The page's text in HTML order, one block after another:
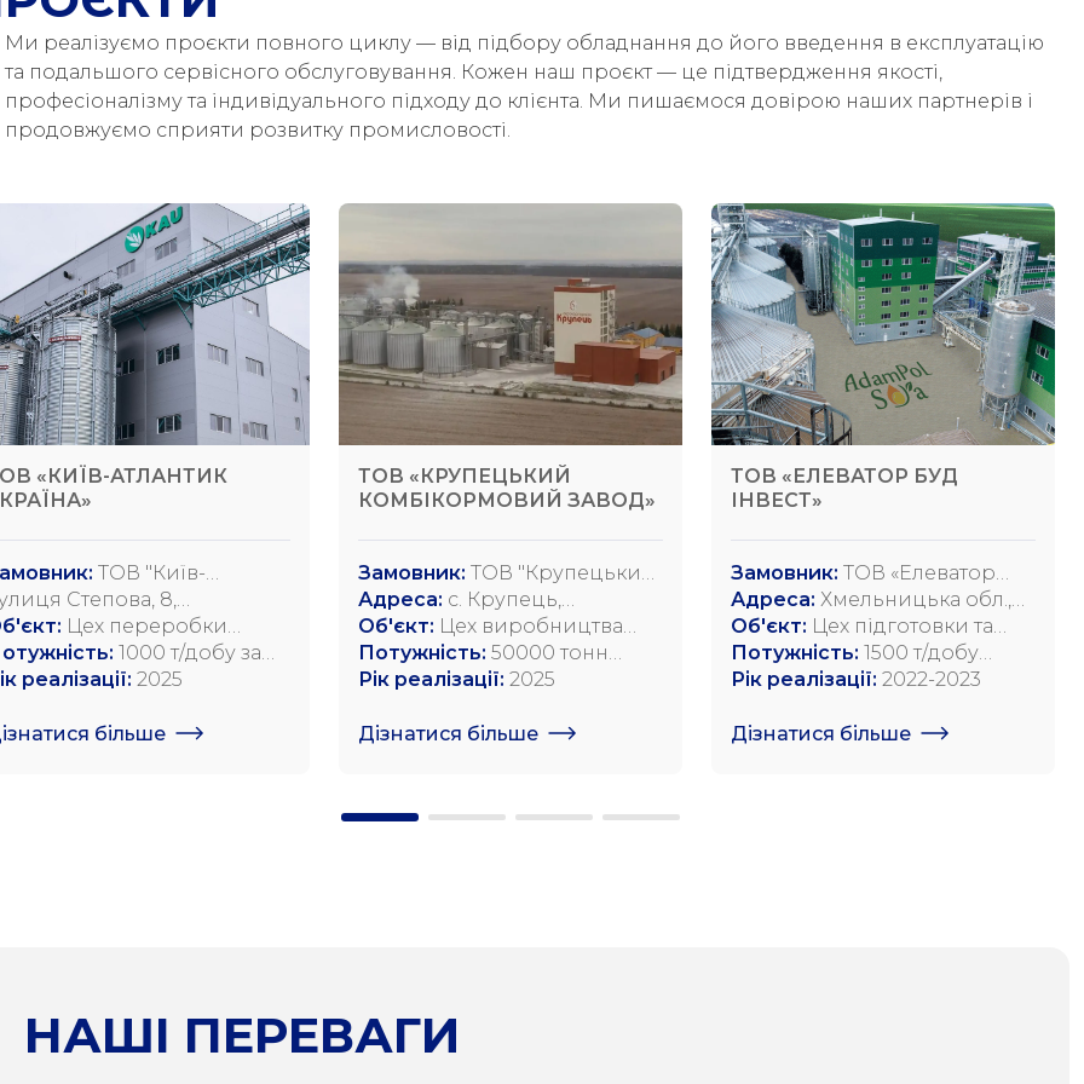
Ми реалізуємо проєкти повного циклу — від підбору обладнання до його введення в експлуатацію
та подальшого сервісного обслуговування. Кожен наш проєкт — це підтвердження якості,
професіоналізму та індивідуального підходу до клієнта. Ми пишаємося довірою наших партнерів і
продовжуємо сприяти розвитку промисловості.
«КИЇВ-АТЛАНТИК
ТОВ "Київ-
Україна"
Степова, 8,
Київська область
Цех переробки
культур1000 т/добу за
сої; 750 т/добу за
насінню соняшника
реалізації: 2025
більше
ТОВ «КРУПЕЦЬКИЙ
КОМБІКОРМОВИЙ ЗАВОД»
Замовник: ТОВ "Крупецький
комбікормовий завод"
Адреса: с. Крупець,
Радивилівський р-н,
Рівненська обл., вул. Довга,
69
Об'єкт: Цех виробництва
комбікормів
Потужність: 50000 тонн
кормів на рік
Рік реалізації: 2025
Дізнатися більше
ТОВ «ЕЛЕВАТОР БУД
ІНВЕСТ»
Замовник: ТОВ «Елеватор
Буд Інвест»
Адреса: Хмельницька обл.,
Старосинявський р-н, с.
Адамполь, вул.
Староконстантинівське
Об'єкт: Цех підготовки та
пресування олії
Потужність: 1500 т/добу
переробки сої
Рік реалізації: 2022-2023
Дізнатися більше
НАШІ ПЕРЕВАГИ